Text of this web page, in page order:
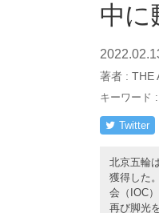
中に
著者 : THE
キーワード :
Twitter
北京五輪
獲得した
会（IOC
再び脚光